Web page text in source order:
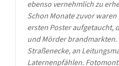
ebenso vernehmlich zu
Schon Monate zuvor
ersten Poster aufgetaucht,
und Mörder brandmarkten.
Straßenecke, an
Laternenpfählen.